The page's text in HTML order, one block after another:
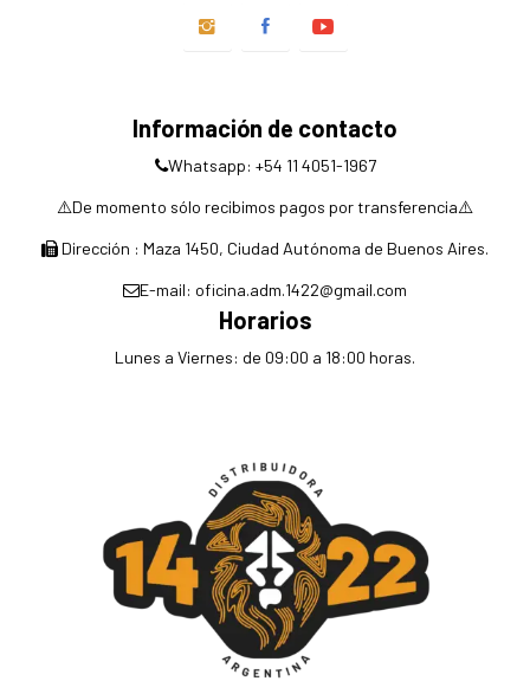
Información de contacto
Whatsapp: +54 11 4051-1967
⚠️De momento sólo recibimos pagos por transferencia⚠️
Dirección : Maza 1450, Ciudad Autónoma de Buenos Aires.
E-mail: oficina.adm.1422@gmail.com
Horarios
Lunes a Viernes: de 09:00 a 18:00 horas.